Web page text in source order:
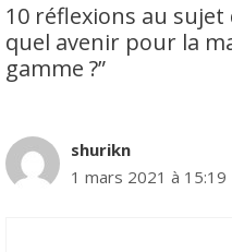
10 réflexions au
quel avenir pour la
gamme ?”
shurikn
1 mars 2021 à 15:19